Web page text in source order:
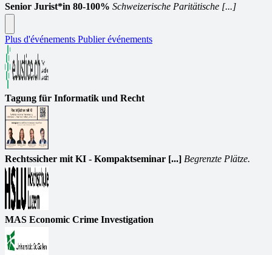
Senior Jurist*in 80-100% Schweizerische Paritätische [...]
Plus d'événements Publier événements
Tagung für Informatik und Recht
Rechtssicher mit KI - Kompaktseminar [...] Begrenzte Plätze.
MAS Economic Crime Investigation